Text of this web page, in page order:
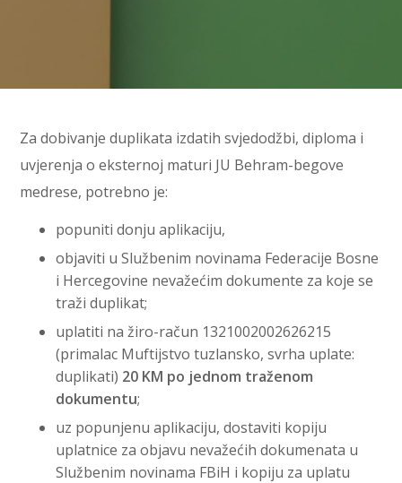
Za dobivanje duplikata izdatih svjedodžbi, diploma i
uvjerenja o eksternoj maturi JU Behram-begove
medrese, potrebno je:
popuniti donju aplikaciju,
objaviti u Službenim novinama Federacije Bosne
i Hercegovine nevažećim dokumente za koje se
traži duplikat;
uplatiti na žiro-račun 1321002002626215
(primalac Muftijstvo tuzlansko, svrha uplate:
duplikati) 20 KM po jednom traženom
dokumentu;
uz popunjenu aplikaciju, dostaviti kopiju
uplatnice za objavu nevažećih dokumenata u
Službenim novinama FBiH i kopiju za uplatu